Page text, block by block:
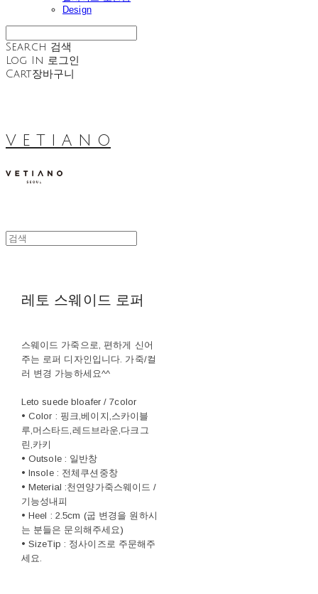
Design
Search 검색
Log In 로그인
Cart장바구니
V E T I A N O
레토 스웨이드 로퍼
스웨이드 가죽으로, 편하게 신어
주는 로퍼 디자인입니다. 가죽/컬
러 변경 가능하세요^^
Leto suede bloafer / 7color
• Color : 핑크,베이지,스카이블
루,머스타드,레드브라운,다크그
린,카키
• Outsole : 일반창
• Insole : 전체쿠션중창
• Meterial :천연양가죽스웨이드 /
기능성내피
• Heel : 2.5cm (굽 변경을 원하시
는 분들은 문의해주세요)
• SizeTip : 정사이즈로 주문해주
세요.